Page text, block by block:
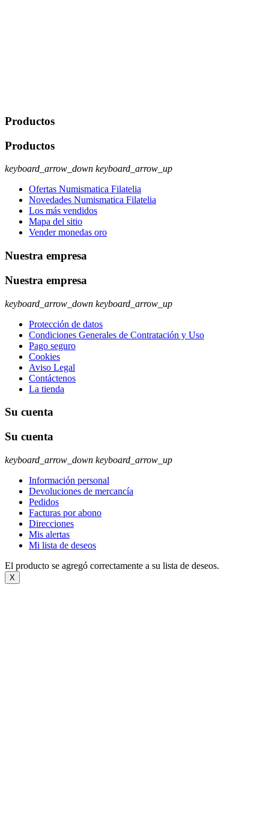
Productos
Productos
keyboard_arrow_down keyboard_arrow_up
Ofertas Numismatica Filatelia
Novedades Numismatica Filatelia
Los más vendidos
Mapa del sitio
Vender monedas oro
Nuestra empresa
Nuestra empresa
keyboard_arrow_down keyboard_arrow_up
Protección de datos
Condiciones Generales de Contratación y Uso
Pago seguro
Cookies
Aviso Legal
Contáctenos
La tienda
Su cuenta
Su cuenta
keyboard_arrow_down keyboard_arrow_up
Información personal
Devoluciones de mercancía
Pedidos
Facturas por abono
Direcciones
Mis alertas
Mi lista de deseos
El producto se agregó correctamente a su lista de deseos.
X